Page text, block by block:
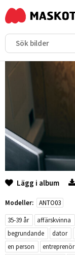
Lägg i album
Modeller:
ANTO03
35-39 år
affärskvinna
begrundande
dator
en person
entreprenör